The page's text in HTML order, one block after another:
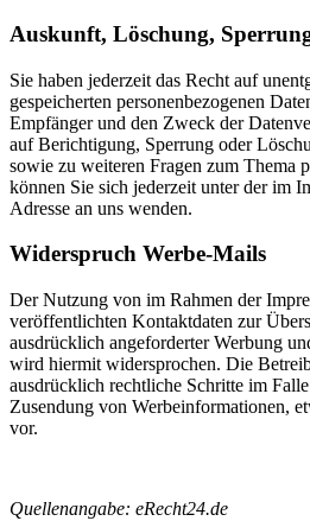
Auskunft, Löschung,
Sie haben jederzeit das Recht auf
gespeicherten personenbezogenen
Empfänger und den Zweck der
auf Berichtigung, Sperrung oder
sowie zu weiteren Fragen zum Thema
können Sie sich jederzeit unter der im
Adresse an uns wenden.
Widerspruch Werbe-Mails
Der Nutzung von im Rahmen der
veröffentlichten Kontaktdaten zur
ausdrücklich angeforderter Werbung
wird hiermit widersprochen. Die
ausdrücklich rechtliche Schritte im
Zusendung von Werbeinformationen,
vor.
Quellenangabe: eRecht24.de